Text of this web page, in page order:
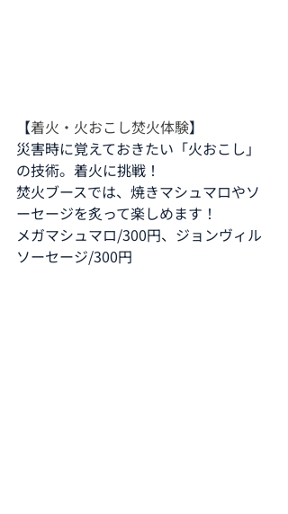
【着火・火おこし焚火体験】
災害時に覚えておきたい「火おこし」
の技術。着火に挑戦！
焚火ブースでは、焼きマシュマロやソ
ーセージを炙って楽しめます！
メガマシュマロ/300円、ジョンヴィル
ソーセージ/300円